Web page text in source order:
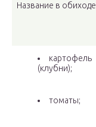
Название в обиходе
картофель
(клубни);
томаты;